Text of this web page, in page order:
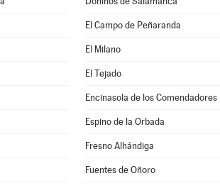
El Campo de Peñaranda
El Milano
El Tejado
Encinasola de los Comendadores
Espino de la Orbada
Fresno Alhándiga
Fuentes de Oñoro